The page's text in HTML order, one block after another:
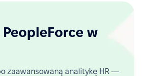
w
zaawansowaną analitykę HR —